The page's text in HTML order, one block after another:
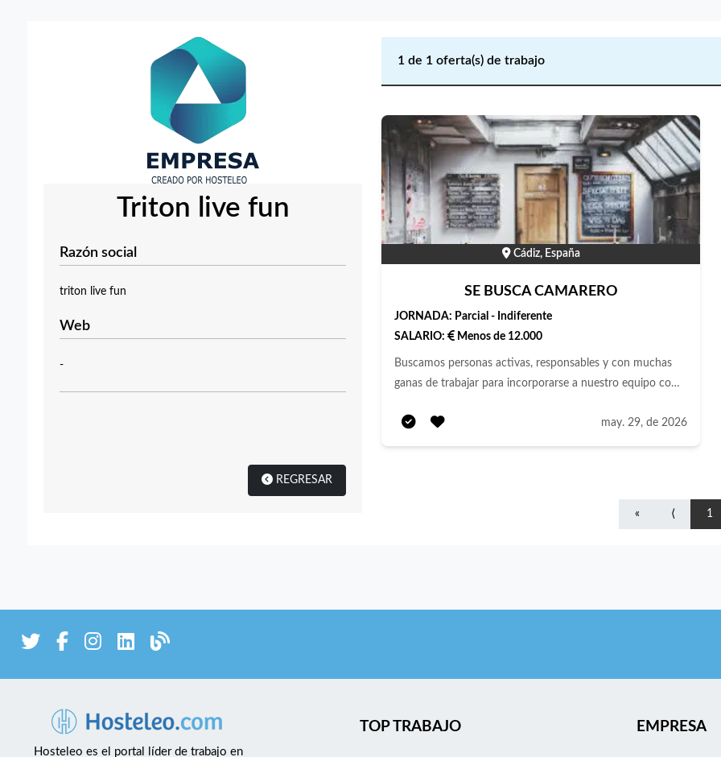
Triton live fun
Razón social
triton live fun
Web
-
REGRESAR
1 de 1 oferta(s) de trabajo
Cádiz, España
SE BUSCA CAMARERO
JORNADA: Parcial - Indiferente
SALARIO:
Menos de 12.000
Buscamos personas activas, responsables y con muchas
ganas de trabajar para incorporarse a nuestro equipo como
energía y el compromiso que la experiencia previa. Si eres
una persona dinámica, con buena disposición para
may. 29, de 2026
« ⟨ 1
Hosteleo es el portal líder de trabajo en
TOP TRABAJO EMPRESA